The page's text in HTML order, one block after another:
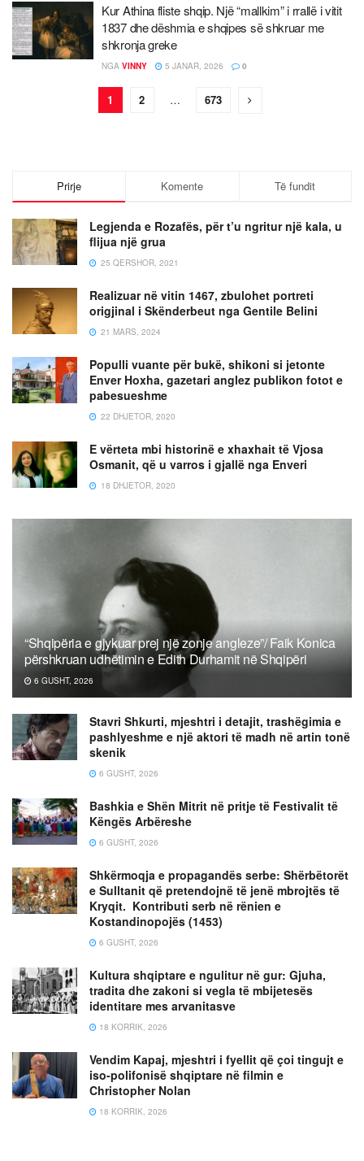
Kur Athina fliste shqip. Një “mallkim” i rrallë i vitit
1837 dhe dëshmia e shqipes së shkruar me
shkronja greke
NGA VINNY 5 JANAR, 2026 0
1 2 … 673
Prirje Komente Të fundit
Legjenda e Rozafës, për t’u ngritur një kala, u
flijua një grua
25 QERSHOR, 2021
Realizuar në vitin 1467, zbulohet portreti
origjinal i Skënderbeut nga Gentile Belini
21 MARS, 2024
Populli vuante për bukë, shikoni si jetonte
Enver Hoxha, gazetari anglez publikon fotot e
pabesueshme
22 DHJETOR, 2020
E vërteta mbi historinë e xhaxhait të Vjosa
Osmanit, që u varros i gjallë nga Enveri
18 DHJETOR, 2020
“Shqipëria e gjykuar prej një zonje angleze”/ Faik Konica
përshkruan udhëtimin e Edith Durhamit në Shqipëri
6 GUSHT, 2026
Stavri Shkurti, mjeshtri i detajit, trashëgimia e
pashlyeshme e një aktori të madh në artin tonë
skenik
6 GUSHT, 2026
Bashkia e Shën Mitrit në pritje të Festivalit të
Këngës Arbëreshe
6 GUSHT, 2026
Shkërmoqja e propagandës serbe: Shërbëtorët
e Sulltanit që pretendojnë të jenë mbrojtës të
Kryqit. Kontributi serb në rënien e
Kostandinopojës (1453)
6 GUSHT, 2026
Kultura shqiptare e ngulitur në gur: Gjuha,
tradita dhe zakoni si vegla të mbijetesës
identitare mes arvanitasve
18 KORRIK, 2026
Vendim Kapaj, mjeshtri i fyellit që çoi tingujt e
iso-polifonisë shqiptare në filmin e
Christopher Nolan
18 KORRIK, 2026